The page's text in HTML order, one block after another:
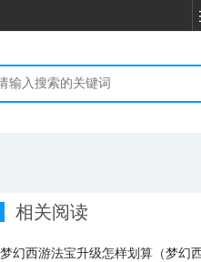
相关阅读